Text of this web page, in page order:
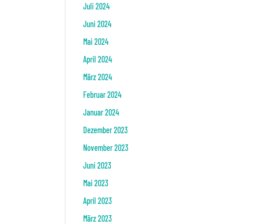
Juli 2024
Juni 2024
Mai 2024
April 2024
März 2024
Februar 2024
Januar 2024
Dezember 2023
November 2023
Juni 2023
Mai 2023
April 2023
März 2023